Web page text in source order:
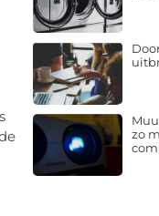
zo